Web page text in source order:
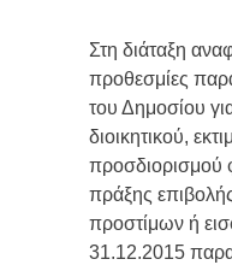
Στη διάταξη
προθεσμίες
του Δημοσίου
διοικητικού,
προσδιορισμού
πράξης
προστίμων ή
31.12.2015